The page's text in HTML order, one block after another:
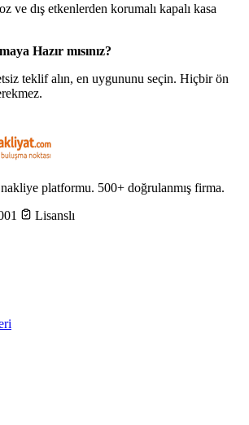
ve dış etkenlerden korumalı kapalı kasa
Hazır mısınız?
teklif alın, en uygununu seçin. Hiçbir ön
platformu. 500+ doğrulanmış firma.
Lisanslı